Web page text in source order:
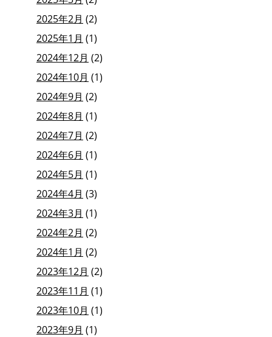
2025年2月 (2)
2025年1月 (1)
2024年12月 (2)
2024年10月 (1)
2024年9月 (2)
2024年8月 (1)
2024年7月 (2)
2024年6月 (1)
2024年5月 (1)
2024年4月 (3)
2024年3月 (1)
2024年2月 (2)
2024年1月 (2)
2023年12月 (2)
2023年11月 (1)
2023年10月 (1)
2023年9月 (1)